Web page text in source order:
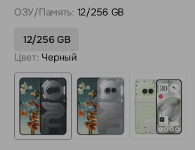
ОЗУ/Память: 12/256 GB
12/256 GB
Цвет: Черный